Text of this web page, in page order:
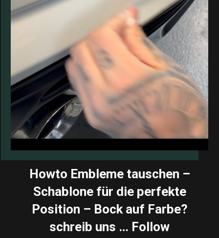
Howto Embleme tauschen –
Schablone für die perfekte
Position – Bock auf Farbe?
schreib uns … Follow